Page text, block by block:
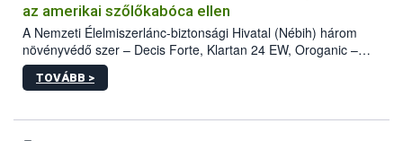
az amerikai szőlőkabóca ellen
A Nemzeti Élelmiszerlánc-biztonsági Hivatal (Nébih) három
növényvédő szer – Decis Forte, Klartan 24 EW, Oroganic –
engedélyokiratát módosította, így azok a szüretet követően,
egészen a vesszőérettség (BBCH 91) stádiumáig
érésű szőlőkben is legyen lehetőség a károsító elleni további
TOVÁBB >